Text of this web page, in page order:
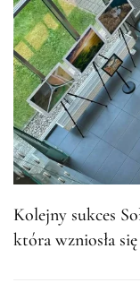
Kolejny sukces
która wzniosła